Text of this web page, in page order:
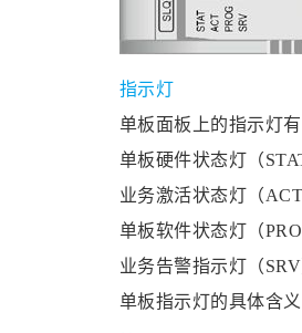
指示灯
单板面板上的指示灯
单板硬件状态灯（
业务激活状态灯（
单板软件状态灯（
业务告警指示灯（
单板指示灯的具体含